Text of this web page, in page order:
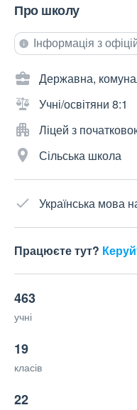
Про школу
Інформація з
Державна,
Учні/освітяни 8:1
Ліцей з
Сільська школа
Українська мова
Працюєте тут?
463
учні
19
класів
22